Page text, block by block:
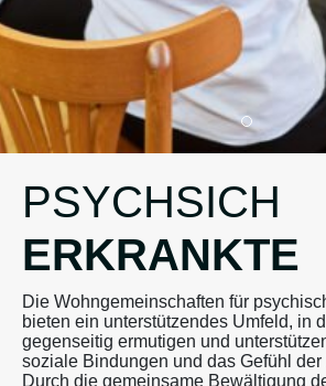
PSYCHSICH
ERKRANKTE
Die Wohngemeinschaften für
bieten ein unterstützendes Umfeld, in
gegenseitig ermutigen und
soziale Bindungen und das Gefühl
Durch die gemeinsame Bewältigung